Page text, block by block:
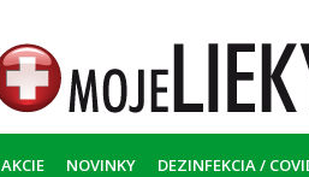
AKCIE NOVINKY DEZINFEKCIA /